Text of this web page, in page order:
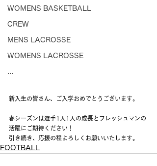
WOMENS BASKETBALL
CREW
MENS LACROSSE
WOMENS LACROSSE
...
新入生の皆さん、ご入学おめでとうございます。
春シーズンは選手1人1人の成長とフレッシュマンの
活躍にご期待ください！
引き続き、応援の程よろしくお願いいたします。
FOOTBALL